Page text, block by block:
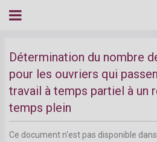
Détermination du nombre
pour les ouvriers qui
travail à temps partiel à un
temps plein
Ce document n'est pas disponible